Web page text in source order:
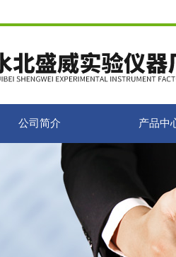
公司简介 产品中